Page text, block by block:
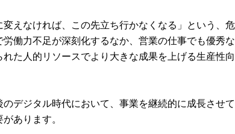
えなければ、この先立ち行かなくなる」という、
働力不足が深刻化するなか、営業の仕事でも優秀
た人的リソースでより大きな成果を上げる生産性
デジタル時代において、事業を継続的に成長させ
あります。